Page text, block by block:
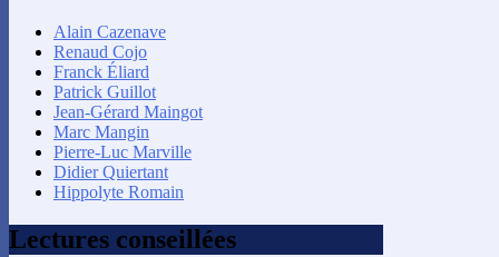
Alain Cazenave
Renaud Cojo
Franck Éliard
Patrick Guillot
Jean-Gérard Maingot
Marc Mangin
Pierre-Luc Marville
Didier Quiertant
Hippolyte Romain
Lectures conseillées